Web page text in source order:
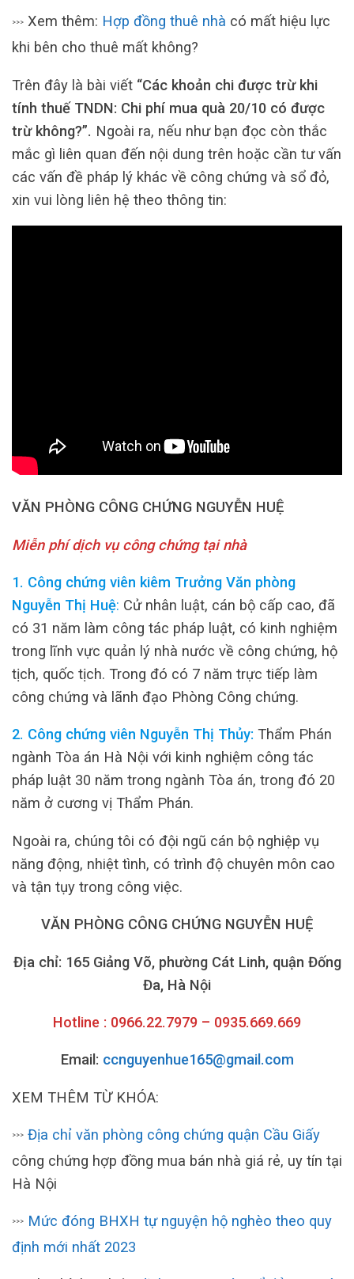
>>> Xem thêm: Hợp đồng thuê nhà có mất hiệu lực
khi bên cho thuê mất không?
Trên đây là bài viết “Các khoản chi được trừ khi
tính thuế TNDN: Chi phí mua quà 20/10 có được
trừ không?”. Ngoài ra, nếu như bạn đọc còn thắc
mắc gì liên quan đến nội dung trên hoặc cần tư vấn
các vấn đề pháp lý khác về công chứng và sổ đỏ,
xin vui lòng liên hệ theo thông tin:
VĂN PHÒNG CÔNG CHỨNG NGUYỄN HUỆ
Miễn phí dịch vụ công chứng tại nhà
1. Công chứng viên kiêm Trưởng Văn phòng
Nguyễn Thị Huệ: Cử nhân luật, cán bộ cấp cao, đã
có 31 năm làm công tác pháp luật, có kinh nghiệm
trong lĩnh vực quản lý nhà nước về công chứng, hộ
tịch, quốc tịch. Trong đó có 7 năm trực tiếp làm
công chứng và lãnh đạo Phòng Công chứng.
2. Công chứng viên Nguyễn Thị Thủy: Thẩm Phán
ngành Tòa án Hà Nội với kinh nghiệm công tác
pháp luật 30 năm trong ngành Tòa án, trong đó 20
năm ở cương vị Thẩm Phán.
Ngoài ra, chúng tôi có đội ngũ cán bộ nghiệp vụ
năng động, nhiệt tình, có trình độ chuyên môn cao
và tận tụy trong công việc.
VĂN PHÒNG CÔNG CHỨNG NGUYỄN HUỆ
Địa chỉ: 165 Giảng Võ, phường Cát Linh, quận Đống
Đa, Hà Nội
Hotline : 0966.22.7979 – 0935.669.669
Email: ccnguyenhue165@gmail.com
XEM THÊM TỪ KHÓA:
>>> Địa chỉ văn phòng công chứng quận Cầu Giấy
công chứng hợp đồng mua bán nhà giá rẻ, uy tín tại
Hà Nội
>>>
Mức đóng BHXH tự nguyện hộ nghèo theo quy
định mới nhất 2023